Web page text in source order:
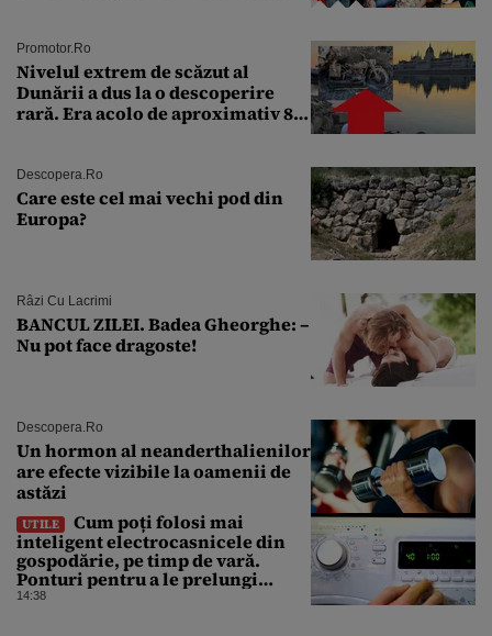
Promotor.ro
Nivelul extrem de scăzut al
Dunării a dus la o descoperire
rară. Era acolo de aproximativ 80
Descopera.ro
Care este cel mai vechi pod din
Europa?
Râzi Cu Lacrimi
BANCUL ZILEI. Badea Gheorghe: –
Nu pot face dragoste!
Descopera.ro
Un hormon al neanderthalienilor
are efecte vizibile la oamenii de
astăzi
UTILE
Cum poți folosi mai
inteligent electrocasnicele din
gospodărie, pe timp de vară.
Ponturi pentru a le prelungi
durata de viață
14:38